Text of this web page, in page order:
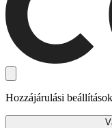
Hozzájárulási